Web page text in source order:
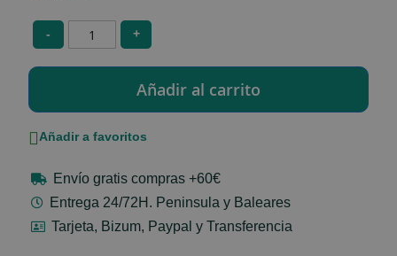
- +
Añadir a favoritos
Envío gratis compras +60€
Entrega 24/72H. Peninsula y Baleares
Tarjeta, Bizum, Paypal y Transferencia